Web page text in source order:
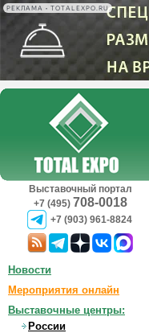
РЕКЛАМА • TOTALEXPO.RU
Выставочный портал
+7 (495) 708-0018
+7 (903) 961-8824
Новости
Мероприятия онлайн
Выставочные центры:
России